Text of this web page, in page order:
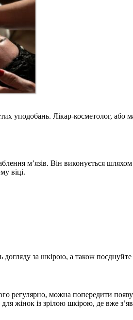
уподобань. Лікар-косметолог, або
м’язів. Він виконується
віці.
за шкірою, а також
регулярно, можна попередити
жінок із зрілою шкірою, де вже